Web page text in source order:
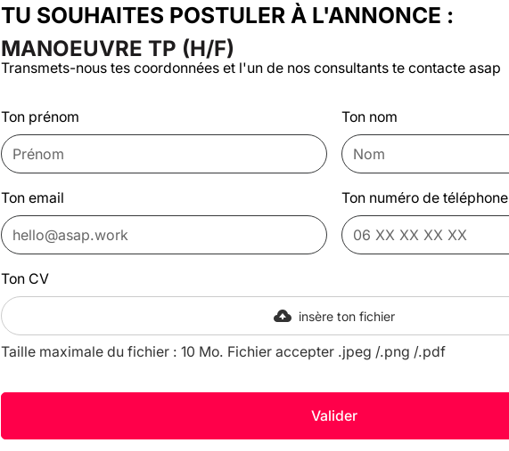
TU SOUHAITES POSTULER À L'ANNONCE :
MANOEUVRE TP (H/F)
Transmets-nous tes coordonnées et l'un de nos consultants te contacte asap
Ton prénom Ton nom
Ton email Ton numéro de téléphone
Ton CV
insère ton fichier
Taille maximale du fichier : 10 Mo. Fichier accepter .jpeg /.png /.pdf